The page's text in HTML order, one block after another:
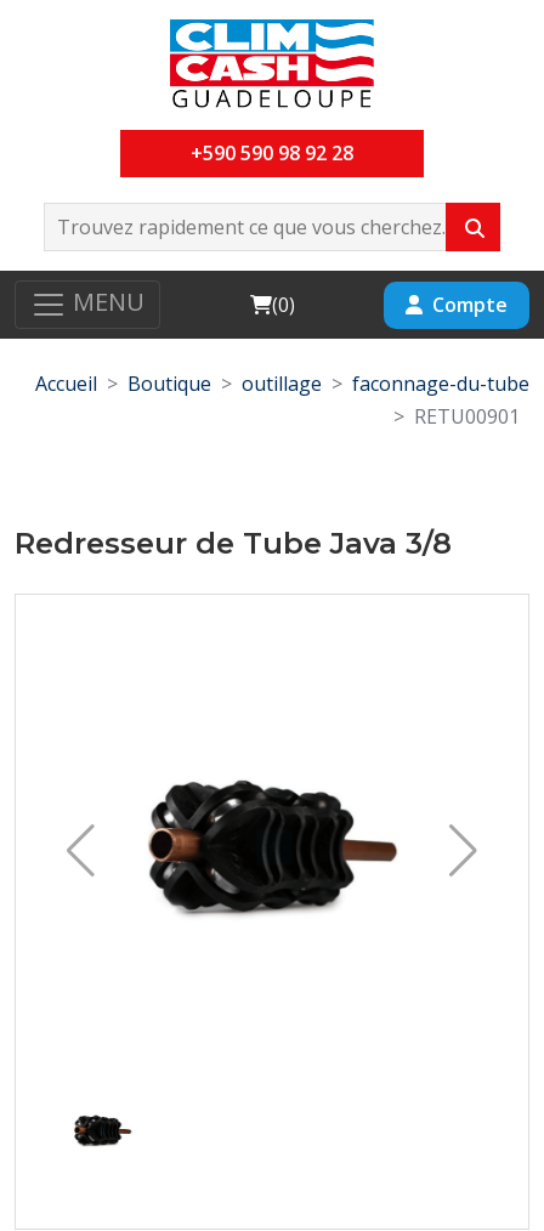
+590 590 98 92 28
MENU Cart
(0) Compte
Accueil Boutique outillage
faconnage-du-tube
RETU00901
Redresseur de Tube Java 3/8